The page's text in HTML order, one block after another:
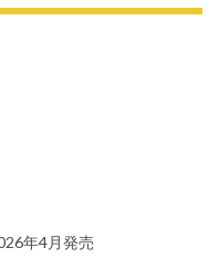
年4月発売